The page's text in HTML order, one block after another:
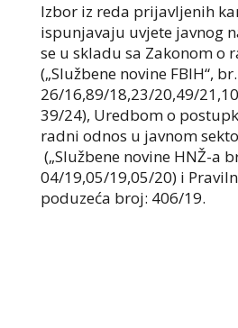
Izbor iz reda prijavljenih
ispunjavaju uvjete javnog
se u skladu sa Zakonom o
(„Službene novine FBIH“, br.
26/16,89/18,23/20,49/
39/24), Uredbom o
radni odnos u javnom
(„Službene novine HNŽ-a
04/19,05/19,05/20) i
poduzeća broj: 406/19.